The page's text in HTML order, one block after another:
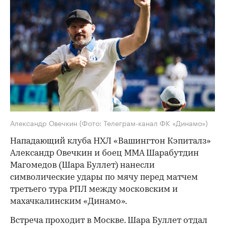
Александр Овечкин (Фото: Телеграм-канал ФК «Динамо»)
Нападающий клуба НХЛ «Вашингтон Кэпиталз»
Александр Овечкин и боец ММА Шарабутдин
Магомедов (Шара Буллет) нанесли
символические удары по мячу перед матчем
третьего тура РПЛ между московским и
махачкалинским «Динамо».
Встреча проходит в Москве. Шара Буллет отдал